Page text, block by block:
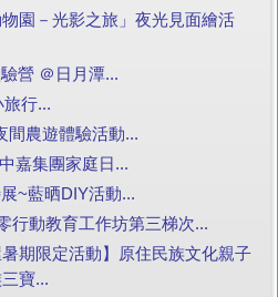
園－光影之旅」夜光見面繪活
營 ＠日月潭...
行...
間農遊體驗活動...
嘉集團家庭日...
~藍晒DIY活動...
行動教育工作坊第三梯次...
期限定活動】原住民族文化親子
寶...